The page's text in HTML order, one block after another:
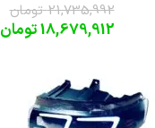
21,735,992 تومان
18,679,912تومان